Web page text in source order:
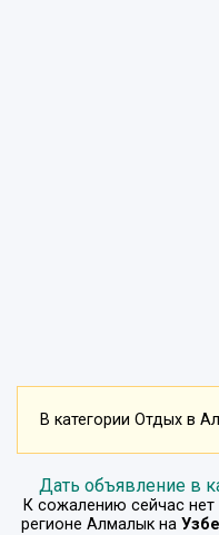
В категории Отдых в
Дать объявление в
К сожалению сейчас нет
регионе Алмалык на